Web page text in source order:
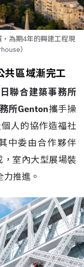
為期4年的興建工程現
）
共區域漸完工
聯合建築事務所
所Genton攜手操
人的協作造福社
中委由合作夥伴
室內大型展場裝
推進。